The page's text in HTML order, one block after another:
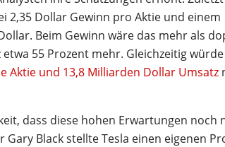
2,35 Dollar Gewinn pro Aktie und einem
Beim Gewinn wäre das mehr als
55 Prozent mehr. Gleichzeitig
Aktie und 13,8 Milliarden Dollar Umsatz
dass diese hohen Erwartungen noch
Black stellte Tesla einen eigenen